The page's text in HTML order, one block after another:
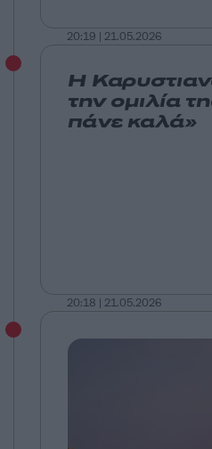
20:19 | 21.05.2026
Η
την ομιλία
πάνε καλά»
20:18 | 21.05.2026